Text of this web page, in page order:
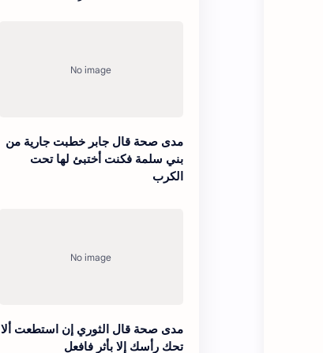
مدى صحة قال جابر خطبت جارية من
بني سلمة فكنت أختبئ لها تحت
الكرب
مدى صحة قال الثوري إن استطعت ألا
تحك رأسك إلا بأثر فافعل